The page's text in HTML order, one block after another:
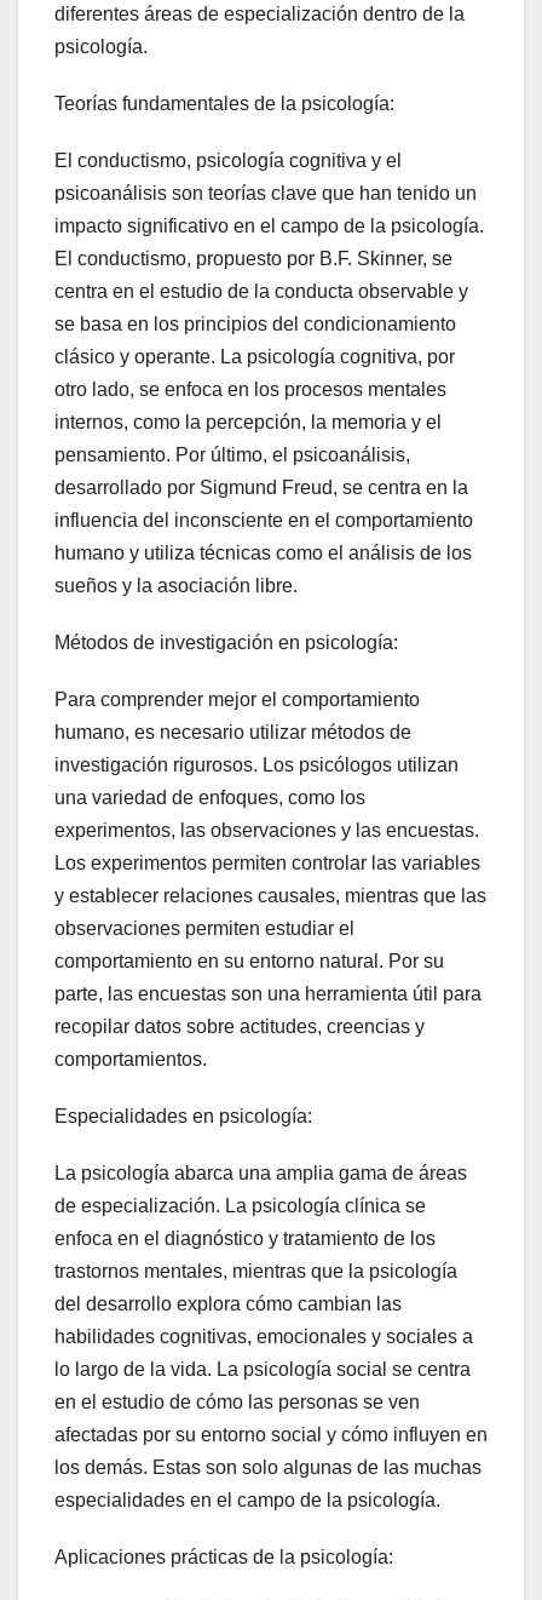
diferentes áreas de especialización dentro de la
psicología.
Teorías fundamentales de la psicología:
El conductismo, psicología cognitiva y el
psicoanálisis son teorías clave que han tenido un
impacto significativo en el campo de la psicología.
El conductismo, propuesto por B.F. Skinner, se
centra en el estudio de la conducta observable y
se basa en los principios del condicionamiento
clásico y operante. La psicología cognitiva, por
otro lado, se enfoca en los procesos mentales
internos, como la percepción, la memoria y el
pensamiento. Por último, el psicoanálisis,
desarrollado por Sigmund Freud, se centra en la
influencia del inconsciente en el comportamiento
humano y utiliza técnicas como el análisis de los
sueños y la asociación libre.
Métodos de investigación en psicología:
Para comprender mejor el comportamiento
humano, es necesario utilizar métodos de
investigación rigurosos. Los psicólogos utilizan
una variedad de enfoques, como los
experimentos, las observaciones y las encuestas.
Los experimentos permiten controlar las variables
y establecer relaciones causales, mientras que las
observaciones permiten estudiar el
comportamiento en su entorno natural. Por su
parte, las encuestas son una herramienta útil para
recopilar datos sobre actitudes, creencias y
comportamientos.
Especialidades en psicología:
La psicología abarca una amplia gama de áreas
de especialización. La psicología clínica se
enfoca en el diagnóstico y tratamiento de los
trastornos mentales, mientras que la psicología
del desarrollo explora cómo cambian las
habilidades cognitivas, emocionales y sociales a
lo largo de la vida. La psicología social se centra
en el estudio de cómo las personas se ven
afectadas por su entorno social y cómo influyen en
los demás. Estas son solo algunas de las muchas
especialidades en el campo de la psicología.
Aplicaciones prácticas de la psicología: